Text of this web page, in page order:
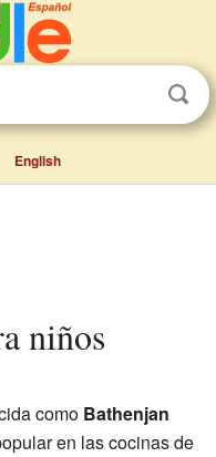
English
niños
como Bathenjan
en las cocinas de